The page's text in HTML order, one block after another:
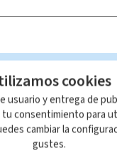
propiedad de
cookies
usuario y entrega de
consentimiento para
cambiar la
gustes.